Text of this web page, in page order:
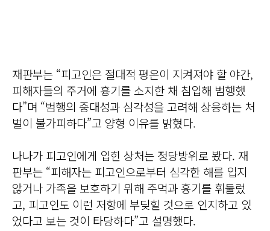
재판부는 “피고인은 절대적 평온이 지켜져야 할 야간,
피해자들의 주거에 흉기를 소지한 채 침입해 범행했
다”며 “범행의 중대성과 심각성을 고려해 상응하는 처
벌이 불가피하다”고 양형 이유를 밝혔다.
나나가 피고인에게 입힌 상처는 정당방위로 봤다. 재
판부는 “피해자는 피고인으로부터 심각한 해를 입지
않거나 가족을 보호하기 위해 주먹과 흉기를 휘둘렀
고, 피고인도 이런 저항에 부딪힐 것으로 인지하고 있
었다고 보는 것이 타당하다”고 설명했다.